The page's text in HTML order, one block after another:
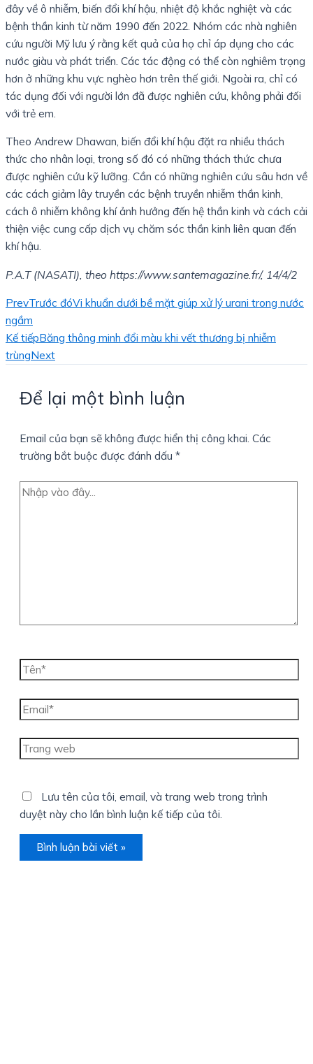
đây về ô nhiễm, biến đổi khí hậu, nhiệt độ khắc nghiệt và các
bệnh thần kinh từ năm 1990 đến 2022. Nhóm các nhà nghiên
cứu người Mỹ lưu ý rằng kết quả của họ chỉ áp dụng cho các
nước giàu và phát triển. Các tác động có thể còn nghiêm trọng
hơn ở những khu vực nghèo hơn trên thế giới. Ngoài ra, chỉ có
tác dụng đối với người lớn đã được nghiên cứu, không phải đối
với trẻ em.
Theo Andrew Dhawan, biến đổi khí hậu đặt ra nhiều thách
thức cho nhân loại, trong số đó có những thách thức chưa
được nghiên cứu kỹ lưỡng. Cần có những nghiên cứu sâu hơn về
các cách giảm lây truyền các bệnh truyền nhiễm thần kinh,
cách ô nhiễm không khí ảnh hưởng đến hệ thần kinh và cách cải
thiện việc cung cấp dịch vụ chăm sóc thần kinh liên quan đến
khí hậu.
P.A.T (NASATI), theo https://www.santemagazine.fr/, 14/4/2
PrevTrước đóVi khuẩn dưới bề mặt giúp xử lý urani trong nước
ngầm
Kế tiếpBăng thông minh đổi màu khi vết thương bị nhiễm
trùngNext
Để lại một bình luận
Email của bạn sẽ không được hiển thị công khai. Các
trường bắt buộc được đánh dấu *
Nhập
Tên*
Email*
Trang
web
Lưu tên của tôi, email, và trang web trong trình
duyệt này cho lần bình luận kế tiếp của tôi.